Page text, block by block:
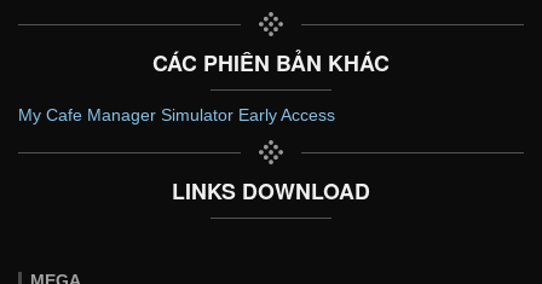
CÁC PHIÊN BẢN KHÁC
My Cafe Manager Simulator Early Access
LINKS DOWNLOAD
MEGA